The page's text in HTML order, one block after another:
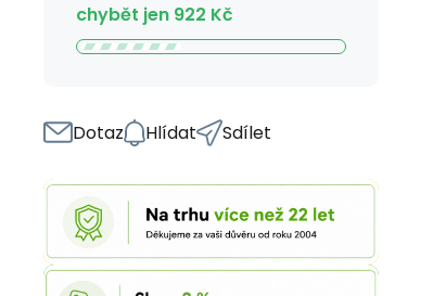
chybět jen 922 Kč
Dotaz Hlídat Sdílet